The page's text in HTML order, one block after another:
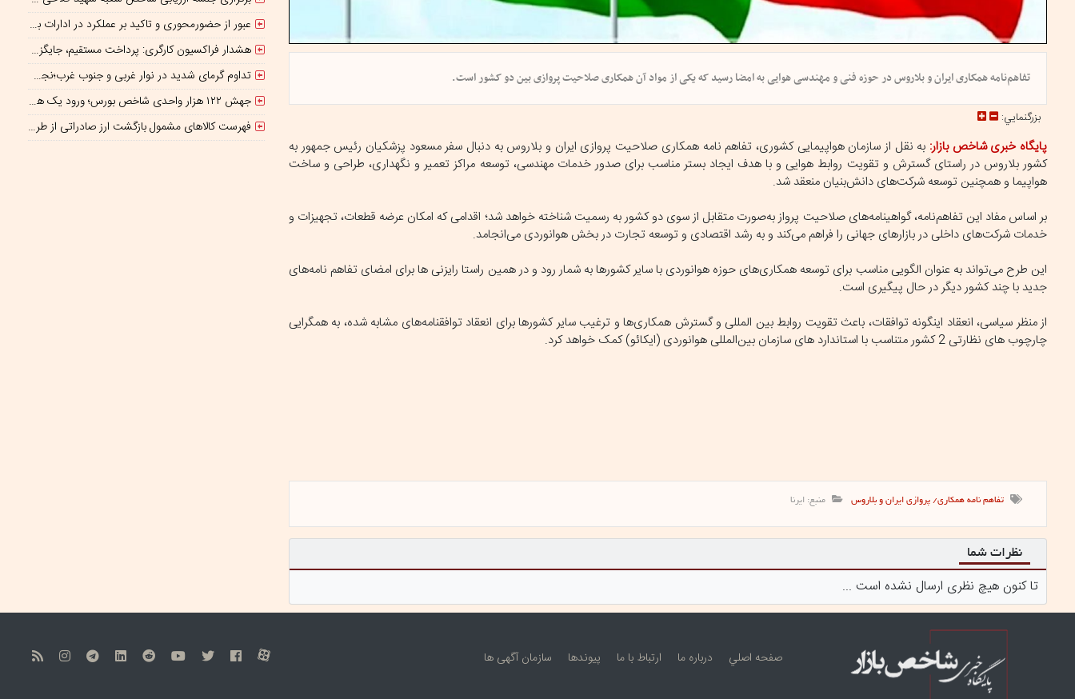
تفاهم‌نامه‌ همکاری ایران و بلاروس در حوزه فنی و مهندسی هوایی به امضا رسید که یکی از مواد آن همکاری صلاحیت پروازی بین دو کشور است.
بزرگنمايي:
پایگاه خبری شاخص بازار: به نقل از سازمان هواپیمایی کشوری، تفاهم نامه همکاری صلاحیت پروازی ایران و بلاروس به دنبال سفر مسعود پزشکیان رئیس جمهور به
کشور بلاروس در راستای گسترش و تقویت روابط هوایی و با هدف ایجاد بستر مناسب برای صدور خدمات مهندسی، توسعه مراکز تعمیر و نگهداری، طراحی و ساخت
هواپیما و همچنین توسعه شرکت‌های دانش‌بنیان منعقد شد.
بر اساس مفاد این تفاهم‌نامه، گواهینامه‌های صلاحیت پرواز به‌صورت متقابل از سوی دو کشور به رسمیت شناخته خواهد شد؛ اقدامی که امکان عرضه قطعات، تجهیزات و
خدمات شرکت‌های داخلی در بازارهای جهانی را فراهم می‌کند و به رشد اقتصادی و توسعه تجارت در بخش هوانوردی می‌انجامد.
این طرح می‌تواند به عنوان الگویی مناسب برای توسعه همکاری‌های حوزه هوانوردی با سایر کشورها به شمار رود و در همین راستا رایزنی ها برای امضای تفاهم ‌نامه‌های
جدید با چند کشور دیگر در حال پیگیری است.
از منظر سیاسی، انعقاد اینگونه توافقات، باعث تقویت روابط بین المللی و گسترش همکاری‌ها و ترغیب سایر کشورها برای انعقاد توافقنامه‌های مشابه شده، به همگرایی
چارچوب های نظارتی 2 کشور متناسب با استاندارد های سازمان بین‌المللی هوانوردی (ایکائو) کمک خواهد کرد.
تفاهم نامه همکاری/ پروازی ایران و بلاروس منبع: ایرنا
نظرات شما
تا کنون هیچ نظری ارسال نشده است ...
عبور از حضورمحوری و تاکید بر عملکرد در ادارات برای کاهش ناترازی انرژی
هشدار فراکسیون کارگری: پرداخت مستقیم، جایگزین حذف واسطه‌ها نیست
تداوم گرمای شدید در نوار غربی و جنوب غرب؛نجف و کربلا در آستانه ۵۰درجه
جهش ۱۲۲ هزار واحدی شاخص بورس؛ ورود یک همت پول حقیقی در آغاز معاملات
فهرست کالاهای مشمول بازگشت ارز صادراتی از طریق سامانه ارزی ابلاغ شد
صفحه اصلي درباره ما ارتباط با ما پيوندها سازمان آگهی ها